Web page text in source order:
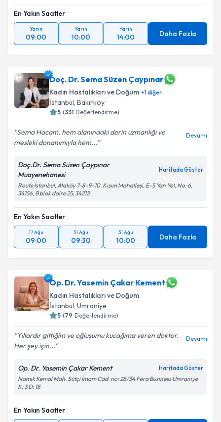
En Yakın Saatler
Yarın
09:00
Yarın
10:00
Yarın
14:00 Daha Fazla
Doç. Dr. Sema Süzen Çaypınar
Kadın Hastalıkları ve Doğum +1diğer
İstanbul, Bakırköy
5 (331 Değerlendirme)
Sema Hocam, hem alanındaki derin uzmanlığı ve
mesleki donanımıyla hem...
Devamı
Doç.Dr. Sema Süzen Çaypınar
Muayenehanesi
Haritada Göster
Route İstanbul, Ataköy 7-8-9-10. Kısım Mahallesi, E-5 Yan Yol, No: 6,
34156, B blok daire 25, 34212
En Yakın Saatler
17 Ağu
09:00
31 Ağu
09:30
31 Ağu
10:00 Daha Fazla
Op. Dr. Yasemin Çakar Kement
Kadın Hastalıkları ve Doğum
İstanbul, Ümraniye
5 (79 Değerlendirme)
Yıllardır gittiğim ve oğluşumu kucağıma veren doktor.
Her şey için...
Devamı
Op. Dr. Yasemin Çakar Kement Haritada Göster
Namık Kemal Mah. Sütçi İmam Cad. no: 28/34 Fera Business Ümraniye
K: 3 D: 18
En Yakın Saatler